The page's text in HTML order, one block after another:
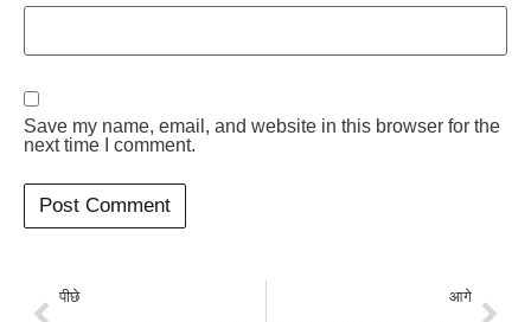
Save my name, email, and website in this browser for the
next time I comment.
पीछे आगे